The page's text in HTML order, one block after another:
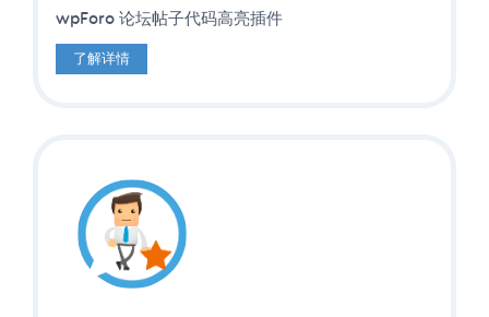
wpForo 论坛帖子代码高亮插件
了解详情